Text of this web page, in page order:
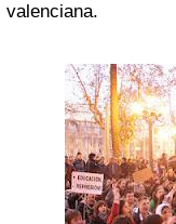
valenciana.